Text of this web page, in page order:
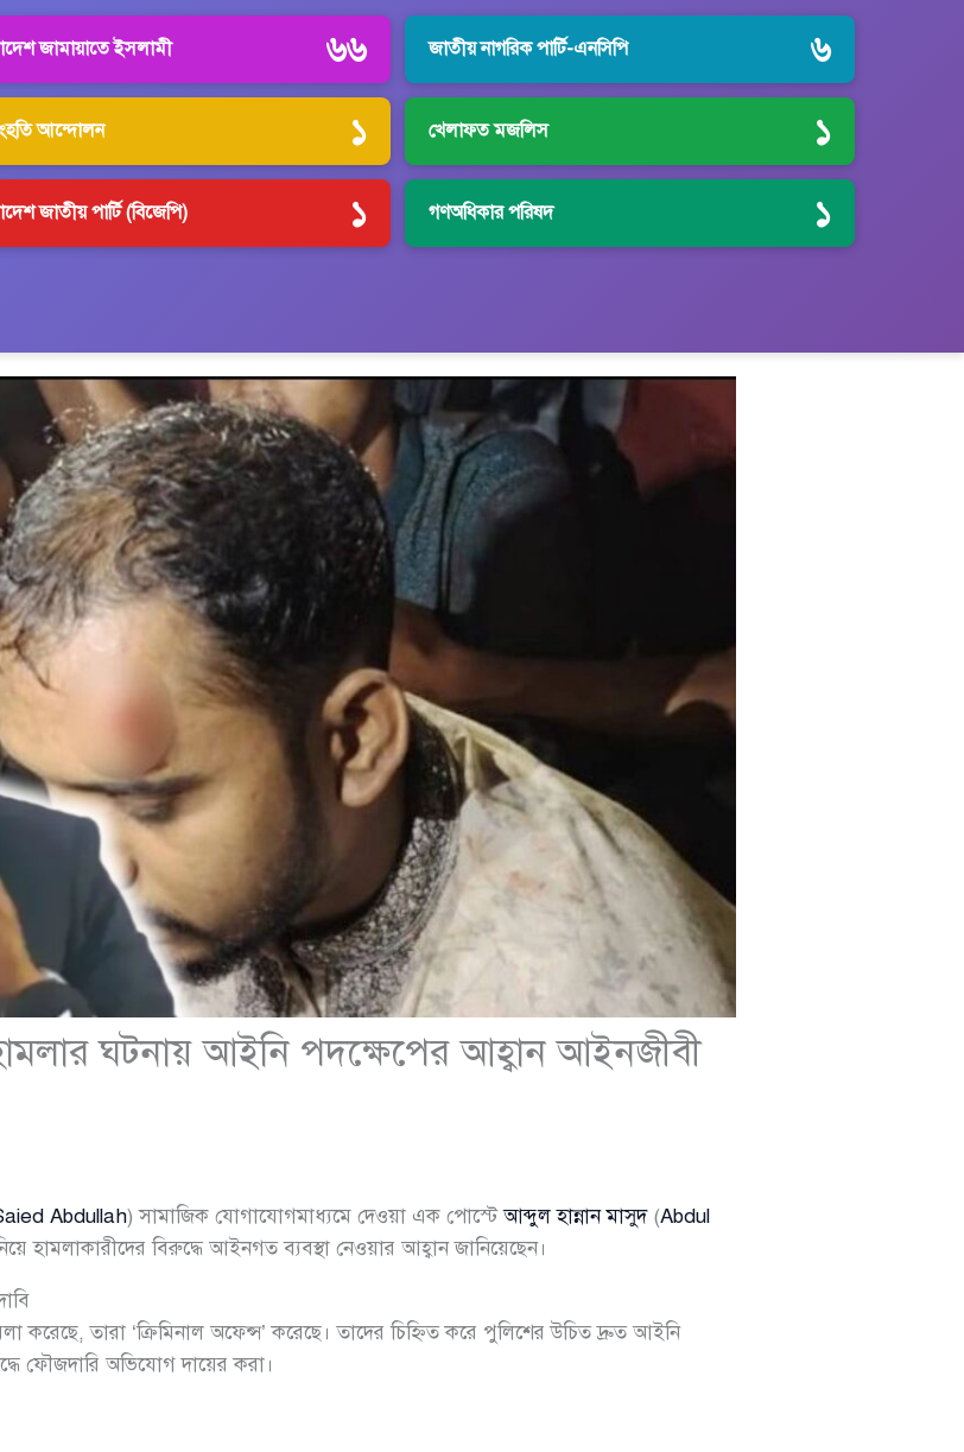
জামায়াতে ইসলামী ৬৬ জাতীয় নাগরিক পার্টি-এনসিপি ৬
আন্দোলন ১ খেলাফত মজলিস ১
জাতীয় পার্টি (বিজেপি) ১ গণঅধিকার পরিষদ ১
ঘটনায় আইনি পদক্ষেপের আহ্বান আইনজীবী
Abdullah) সামাজিক যোগাযোগমাধ্যমে দেওয়া এক পোস্টেআব্দুল হান্নান মাসুদ(Abdul
হামলাকারীদের বিরুদ্ধে আইনগত ব্যবস্থা নেওয়ার আহ্বান জানিয়েছেন।
করেছে, তারা ‘ক্রিমিনাল অফেন্স’ করেছে। তাদের চিহ্নিত করে পুলিশের উচিত দ্রুত আইনি
ফৌজদারি অভিযোগ দায়ের করা।